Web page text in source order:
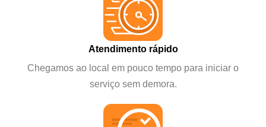
Atendimento rápido
Chegamos ao local em pouco tempo para iniciar o
serviço sem demora.